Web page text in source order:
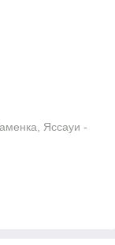
Яссауи -